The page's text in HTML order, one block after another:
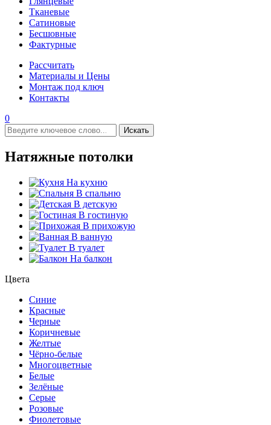
Тканевые
Сатиновые
Бесшовные
Фактурные
Рассчитать
Материалы и Цены
Монтаж под ключ
Контакты
0
Искать
Натяжные потолки
На кухню
В спальню
В детскую
В гостиную
В прихожую
В ванную
В туалет
На балкон
Цвета
Синие
Красные
Черные
Коричневые
Желтые
Чёрно-белые
Многоцветные
Белые
Зелёные
Серые
Розовые
Фиолетовые